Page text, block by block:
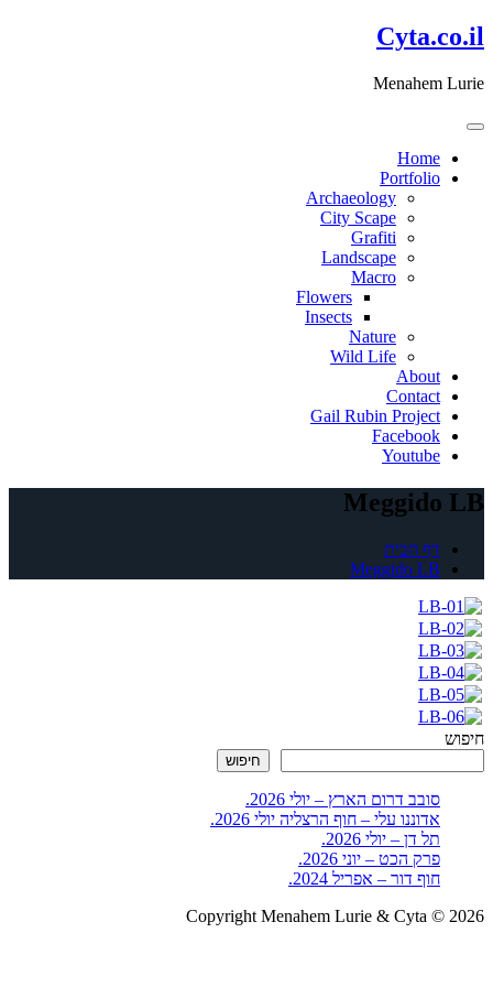
דלג
לתוכן
Cyta.co.il
Menahem Lurie
Home
Portfolio
Archaeology
City Scape
Grafiti
Landscape
Macro
Flowers
Insects
Nature
Wild Life
About
Contact
Gail Rubin Project
Facebook
Youtube
Meggido LB
דף הבית
Meggido LB
חיפוש
חיפוש
סובב דרום הארץ – יולי 2026.
אדוננו עלי – חוף הרצליה יולי 2026.
תל דן – יולי 2026.
פרק הכט – יוני 2026.
חוף דור – אפריל 2024.
Copyright Menahem Lurie & Cyta © 2026